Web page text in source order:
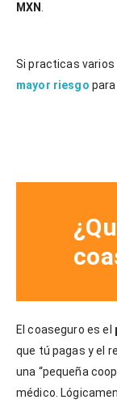
MXN
Si practicas
mayor riesgo
El coaseguro es el
que tú pagas y el
una “pequeña
médico.